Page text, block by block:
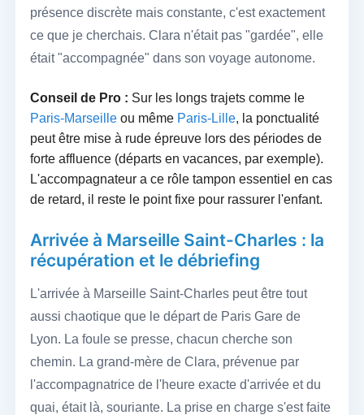
présence discrète mais constante, c'est exactement
ce que je cherchais. Clara n'était pas "gardée", elle
était "accompagnée" dans son voyage autonome.
Conseil de Pro : Sur les longs trajets comme le
Paris-Marseilleou même Paris-Lille, la ponctualité
peut être mise à rude épreuve lors des périodes de
forte affluence (départs en vacances, par exemple).
L'accompagnateur a ce rôle tampon essentiel en cas
de retard, il reste le point fixe pour rassurer l'enfant.
Arrivée à Marseille Saint-Charles : la
récupération et le débriefing
L'arrivée à Marseille Saint-Charles peut être tout
aussi chaotique que le départ de Paris Gare de
Lyon. La foule se presse, chacun cherche son
chemin. La grand-mère de Clara, prévenue par
l'accompagnatrice de l'heure exacte d'arrivée et du
quai, était là, souriante. La prise en charge s'est faite